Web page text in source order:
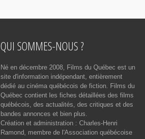
QUI SOMMES-NOUS ?
Né en décembre 2008, Films du Québec est un
site d'information indépendant, entièrement
dédié au cinéma québécois de fiction. Films du
Québec contient les fiches détaillées des films
québécois, des actualités, des critiques et des
bandes annonces et bien plus.
Création et administration : Charles-Henri
Ramond, membre de l'Association québécoise